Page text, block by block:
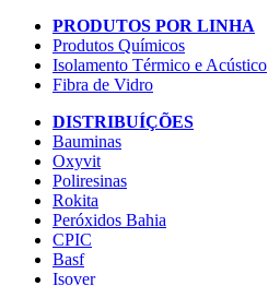
PRODUTOS POR LINHA
Produtos Químicos
Isolamento Térmico e Acústico
Fibra de Vidro
DISTRIBUÍÇÕES
Bauminas
Oxyvit
Poliresinas
Rokita
Peróxidos Bahia
CPIC
Basf
Isover